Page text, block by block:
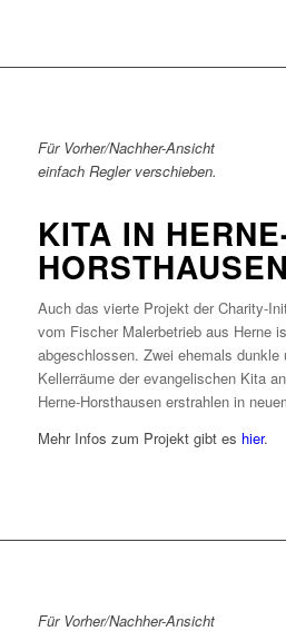
Für Vorher/Nachher-Ansicht
einfach Regler verschieben.
KITA IN
Auch das vierte Projekt der Charity-
vom Fischer Malerbetrieb aus Herne
abgeschlossen. Zwei ehemals dunkle
Kellerräume der evangelischen Kita
Herne-Horsthausen erstrahlen in
Mehr Infos zum Projekt gibt es hier.
Für Vorher/Nachher-Ansicht